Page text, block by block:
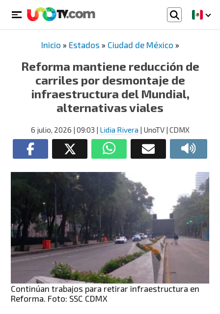
Inicio » Estados » Ciudad de México »
Reforma mantiene reducción de
carriles por desmontaje de
infraestructura del Mundial,
alternativas viales
6 julio, 2026 | 09:03 | Lidia Rivera | UnoTV | CDMX
Continúan trabajos para retirar infraestructura en
Reforma. Foto: SSC CDMX